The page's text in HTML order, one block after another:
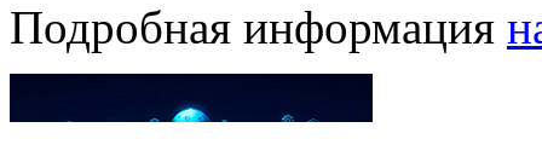
Подробная информация